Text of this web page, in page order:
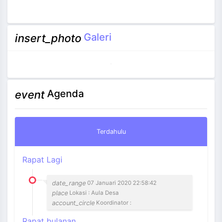
insert_photo Galeri
eventAgenda
Terdahulu
Rapat Lagi
date_range 07 Januari 2020 22:58:42
place Lokasi : Aula Desa
account_circle Koordinator :